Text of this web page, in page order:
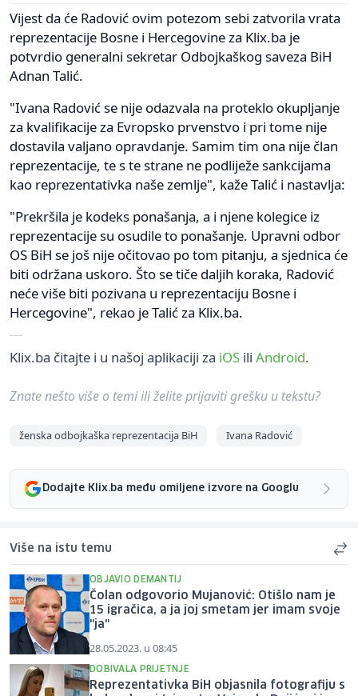
Vijest da će Radović ovim potezom sebi zatvorila vrata
reprezentacije Bosne i Hercegovine za Klix.ba je
potvrdio generalni sekretar Odbojkaškog saveza BiH
Adnan Talić.
"Ivana Radović se nije odazvala na proteklo okupljanje
za kvalifikacije za Evropsko prvenstvo i pri tome nije
dostavila valjano opravdanje. Samim tim ona nije član
reprezentacije, te s te strane ne podliježe sankcijama
kao reprezentativka naše zemlje", kaže Talić i nastavlja:
"Prekršila je kodeks ponašanja, a i njene kolegice iz
reprezentacije su osudile to ponašanje. Upravni odbor
OS BiH se još nije očitovao po tom pitanju, a sjednica će
biti održana uskoro. Što se tiče daljih koraka, Radović
neće više biti pozivana u reprezentaciju Bosne i
Hercegovine", rekao je Talić za Klix.ba.
Klix.ba čitajte i u našoj aplikaciji za iOS ili Android.
Znate nešto više o temi ili želite prijaviti grešku u tekstu?
ženska odbojkaška reprezentacija BiH Ivana Radović
Dodajte Klix.ba među omiljene izvore na Googlu
Više na istu temu
OBJAVIO DEMANTIJ
Čolan odgovorio Mujanović: Otišlo nam je
15 igračica, a ja joj smetam jer imam svoje
"ja"
28.05.2023. u 08:45
DOBIVALA PRIJETNJE
Reprezentativka BiH objasnila fotografiju s